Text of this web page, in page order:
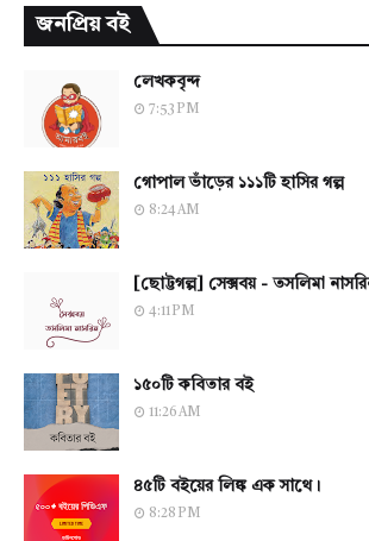
জনপ্রিয় বই
লেখকবৃন্দ
7:53 PM
গোপাল ভাঁড়ের ১১১টি হাসির গল্প
8:24 AM
[ছোট্টগল্প] সেক্সবয় - তসলিমা
4:11 PM
১৫০টি কবিতার বই
11:26 AM
৪৫টি বইয়ের লিঙ্ক এক সাথে।
8:28 PM